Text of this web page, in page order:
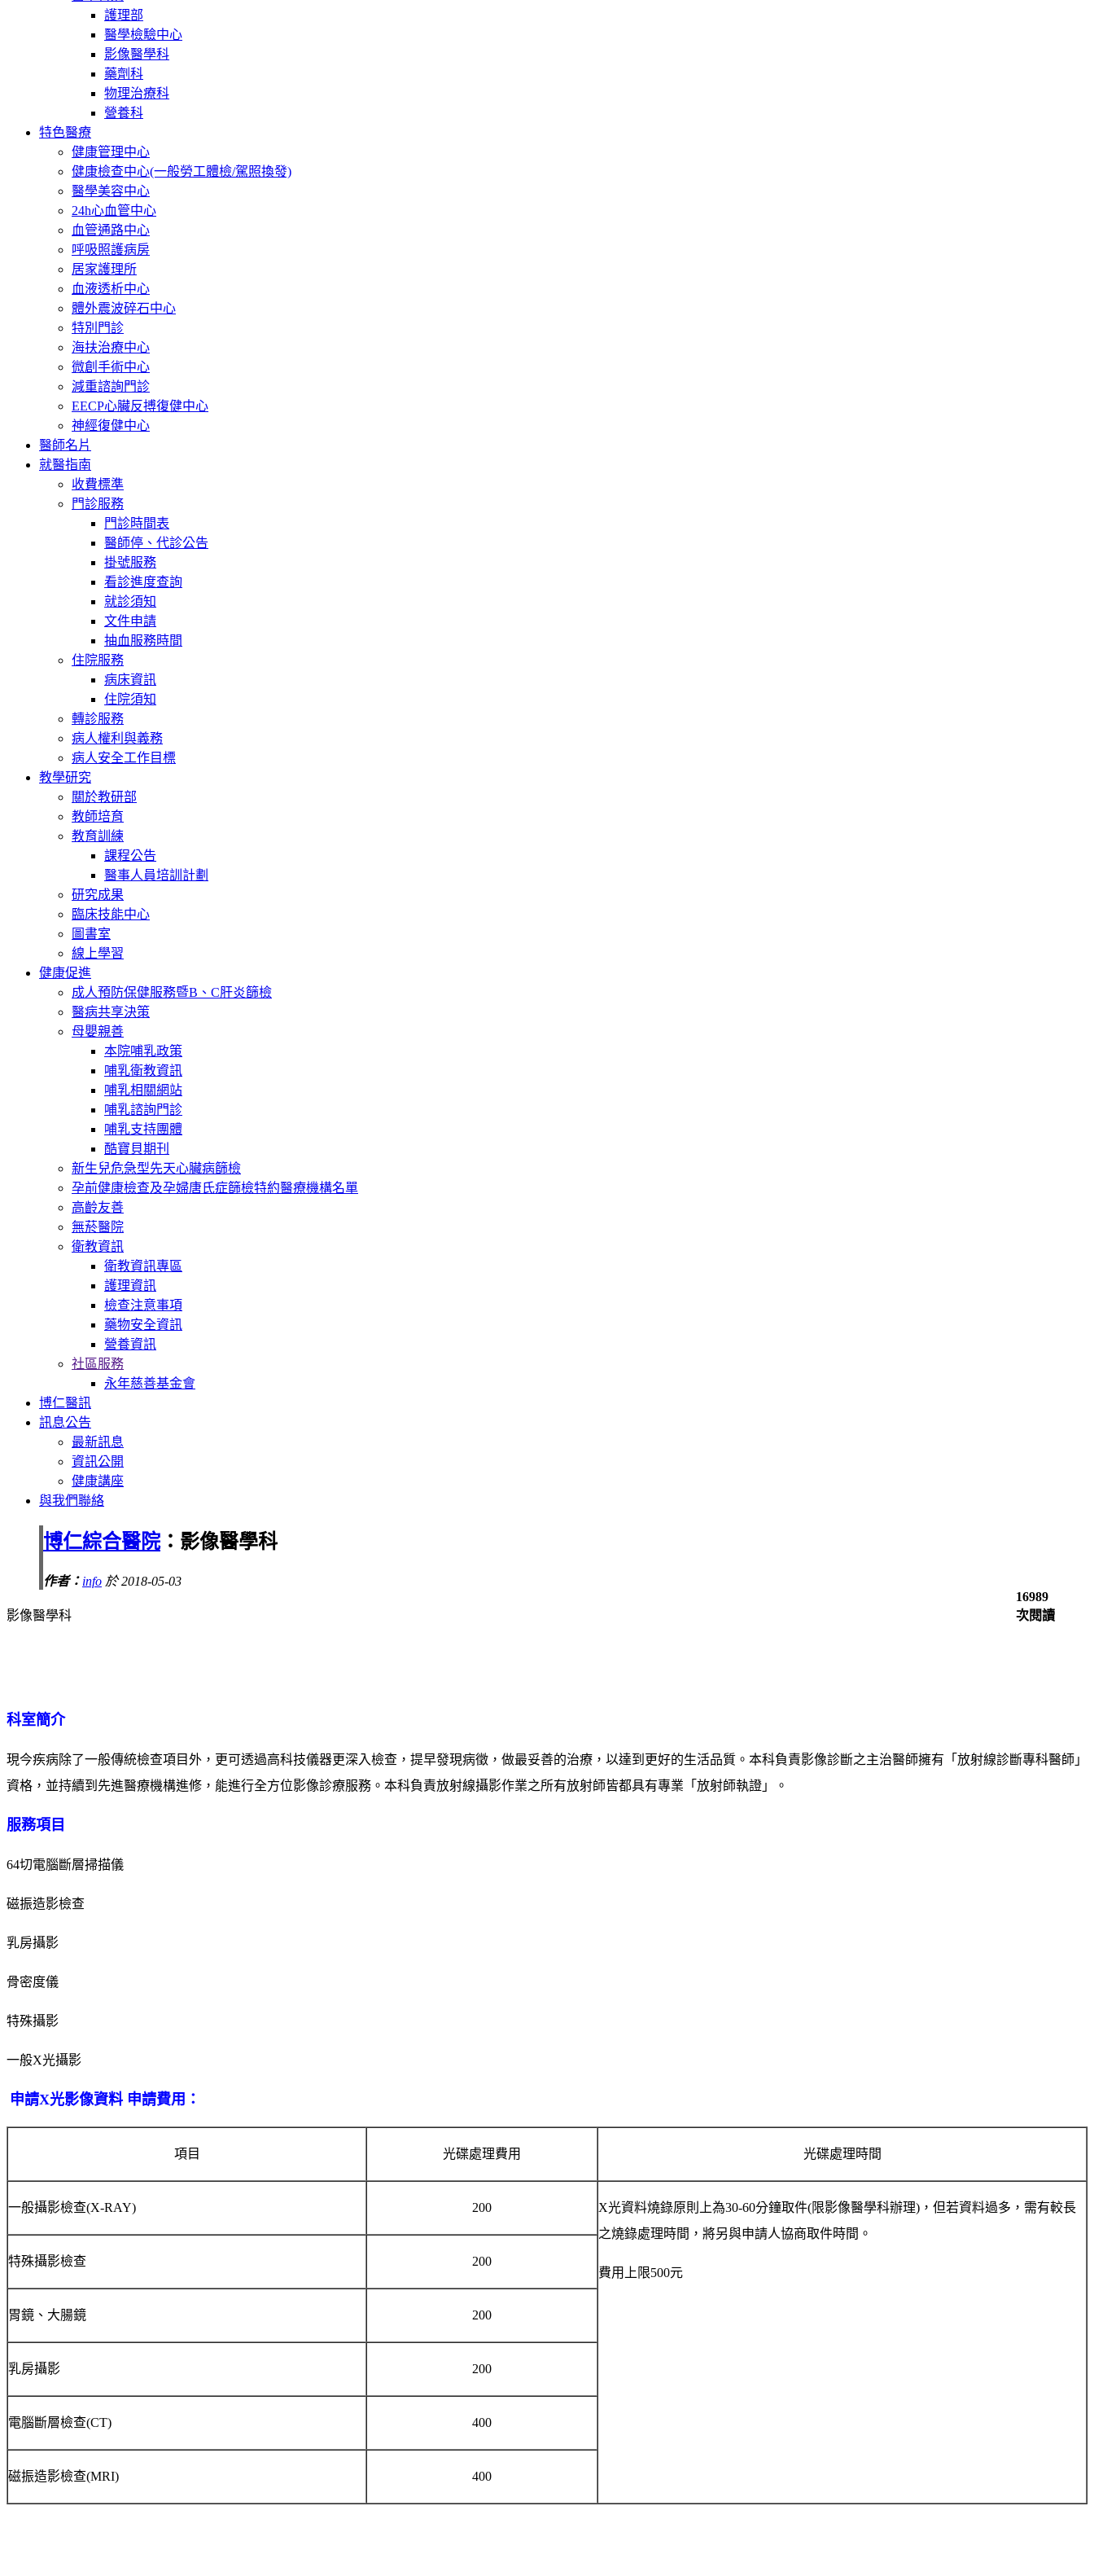
護理部
醫學檢驗中心
影像醫學科
藥劑科
物理治療科
營養科
特色醫療
健康管理中心
健康檢查中心(一般勞工體檢/駕照換發)
醫學美容中心
24h心血管中心
血管通路中心
呼吸照護病房
居家護理所
血液透析中心
體外震波碎石中心
特別門診
海扶治療中心
微創手術中心
減重諮詢門診
EECP心臟反搏復健中心
神經復健中心
醫師名片
就醫指南
收費標準
門診服務
門診時間表
醫師停、代診公告
掛號服務
看診進度查詢
就診須知
文件申請
抽血服務時間
住院服務
病床資訊
住院須知
轉診服務
病人權利與義務
病人安全工作目標
教學研究
關於教研部
教師培育
教育訓練
課程公告
醫事人員培訓計劃
研究成果
臨床技能中心
圖書室
線上學習
健康促進
成人預防保健服務暨B、C肝炎篩檢
醫病共享決策
母嬰親善
本院哺乳政策
哺乳衛教資訊
哺乳相關網站
哺乳諮詢門診
哺乳支持團體
酷寶貝期刊
新生兒危急型先天心臟病篩檢
孕前健康檢查及孕婦唐氏症篩檢特約醫療機構名單
高齡友善
無菸醫院
衛教資訊
衛教資訊專區
護理資訊
檢查注意事項
藥物安全資訊
營養資訊
社區服務
永年慈善基金會
博仁醫訊
訊息公告
最新訊息
資訊公開
健康講座
與我們聯絡
博仁綜合醫院：影像醫學科
作者： info 於 2018-05-03
16989
次閱讀
影像醫學科
科室簡介
現今疾病除了一般傳統檢查項目外，更可透過高科技儀器更深入檢查，提早發現病徵，做最妥善的治療，以達到更好的生活品質。本科負責影像診斷之主治醫師擁有「放射線診斷專科醫師」
資格，並持續到先進醫療機構進修，能進行全方位影像診療服務。本科負責放射線攝影作業之所有放射師皆都具有專業「放射師執證」。
服務項目
64切電腦斷層掃描儀
磁振造影檢查
乳房攝影
骨密度儀
特殊攝影
一般X光攝影
申請X光影像資料 申請費用：
項目 光碟處理費用 光碟處理時間
一般攝影檢查(X-RAY) 200
X光資料燒錄原則上為30-60分鐘取件(限影像醫學科辦理)，但若資料過多，需有較長
之燒錄處理時間，將另與申請人協商取件時間。
費用上限500元
特殊攝影檢查 200
胃鏡、大腸鏡 200
乳房攝影 200
電腦斷層檢查(CT) 400
磁振造影檢查(MRI) 400